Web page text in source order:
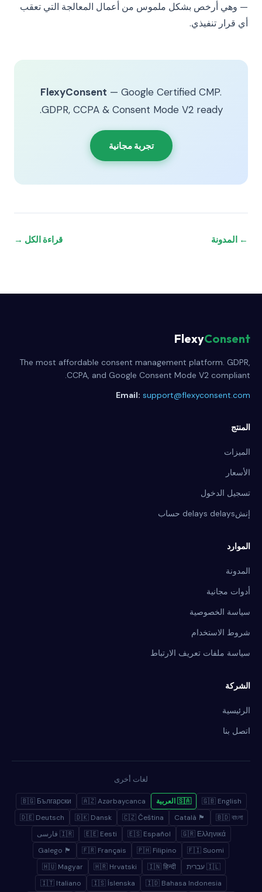
— وهي أرخص بشكل ملموس من أعمال المعالجة التي تعقب
أي قرار تنفيذي.
FlexyConsent — Google Certified CMP.
GDPR, CCPA & Consent Mode V2 ready.
تجربة مجانية
← المدونة قراءة الكل →
FlexyConsent
The most affordable consent management platform. GDPR,
CCPA, and Google Consent Mode V2 compliant.
Email: support@flexyconsent.com
المنتج
الميزات
الأسعار
تسجيل الدخول
إنشdelays delays حساب
الموارد
المدونة
أدوات مجانية
سياسة الخصوصية
شروط الاستخدام
سياسة ملفات تعريف الارتباط
الشركة
الرئيسية
اتصل بنا
لغات أخرى
🇬🇧 English 🇸🇦 العربية 🇦🇿 Azərbaycanca
🇧🇬 Български
🇧🇩 বাংলা
🏴 Català
🇨🇿 Čeština
🇩🇰 Dansk
🇩🇪 Deutsch
🇬🇷 Ελληνικά
🇪🇸 Español
🇪🇪 Eesti
🇮🇷 فارسی
🇫🇮 Suomi
🇵🇭 Filipino
🇫🇷 Français
🏴 Galego
🇮🇱 עברית
🇮🇳 हिन्दी
🇭🇷 Hrvatski
🇭🇺 Magyar
🇮🇩 Bahasa Indonesia
🇮🇸 Íslenska
🇮🇹 Italiano